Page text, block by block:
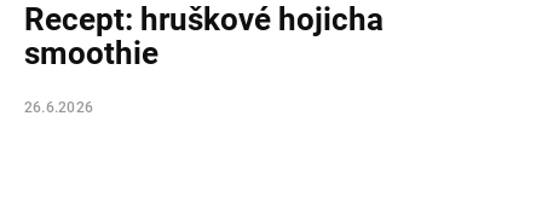
Recept: hruškové hojicha
smoothie
26.6.2026